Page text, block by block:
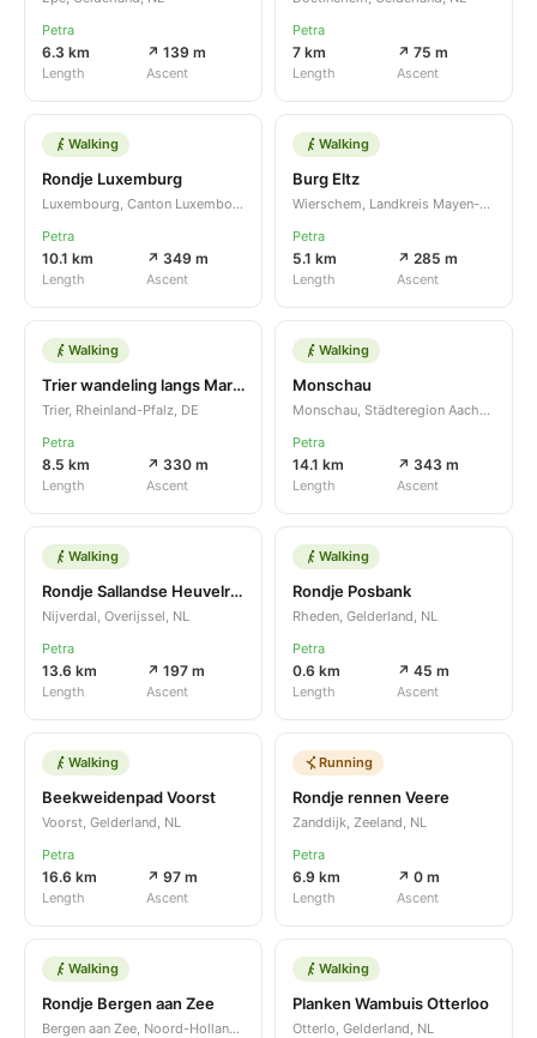
Petra
6.3 km
Length
↗ 139 m
Ascent
Petra
7 km
Length
↗ 75 m
Ascent
Walking
Rondje Luxemburg
Luxembourg, Canton Luxembourg, LU
Petra
10.1 km
Length
↗ 349 m
Ascent
Walking
Burg Eltz
Wierschem, Landkreis Mayen-Koblenz, Rheinland-Pfalz, DE
Petra
5.1 km
Length
↗ 285 m
Ascent
Walking
Trier wandeling langs Mariensaule
Trier, Rheinland-Pfalz, DE
Petra
8.5 km
Length
↗ 330 m
Ascent
Walking
Monschau
Monschau, Städteregion Aachen, Nordrhein-Westfalen, DE
Petra
14.1 km
Length
↗ 343 m
Ascent
Walking
Rondje Sallandse Heuvelrug
Nijverdal, Overijssel, NL
Petra
13.6 km
Length
↗ 197 m
Ascent
Walking
Rondje Posbank
Rheden, Gelderland, NL
Petra
0.6 km
Length
↗ 45 m
Ascent
Walking
Beekweidenpad Voorst
Voorst, Gelderland, NL
Petra
16.6 km
Length
↗ 97 m
Ascent
Running
Rondje rennen Veere
Zanddijk, Zeeland, NL
Petra
6.9 km
Length
↗ 0 m
Ascent
Walking
Rondje Bergen aan Zee
Bergen aan Zee, Noord-Holland, NL
Walking
Planken Wambuis Otterloo
Otterlo, Gelderland, NL